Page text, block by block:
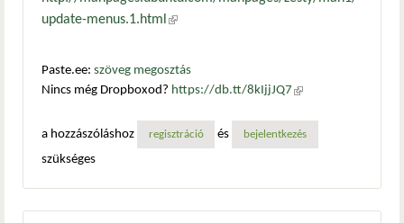
update-menus.1.html (külső hivatkozás)
Paste.ee: szöveg megosztás
Nincs még Dropboxod? https://db.tt/8kIjjJQ7 (külső
a hozzászóláshoz
regisztráció és bejelentkezés
szükséges